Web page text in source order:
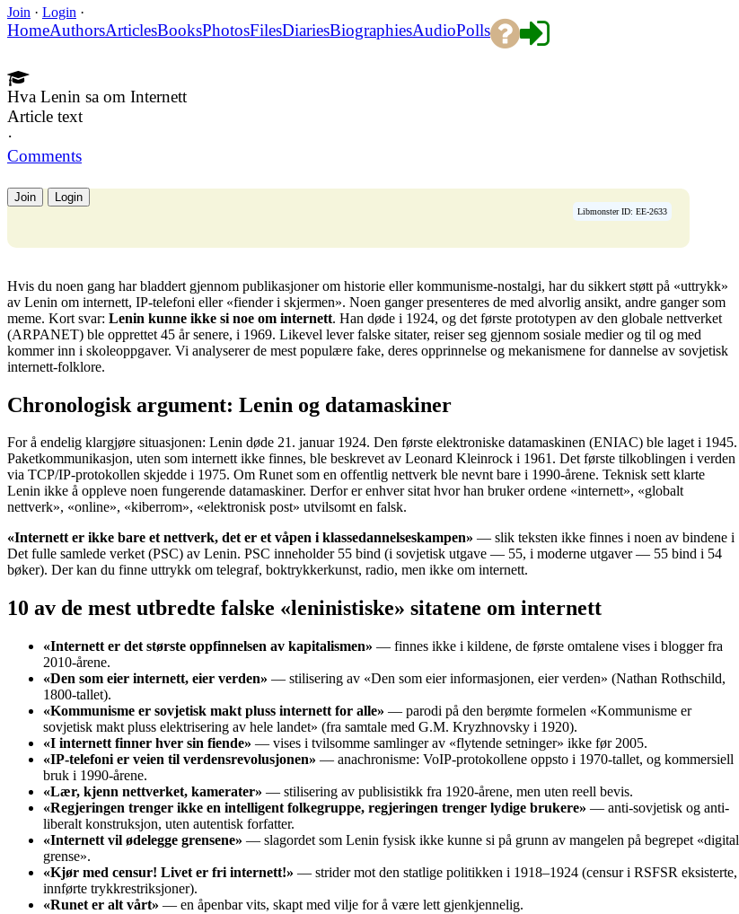
Join · Login ·
HomeAuthorsArticlesBooksPhotosFilesDiariesBiographiesAudioPolls
Hva Lenin sa om Internett
Article text
·
Comments
Join Login
Libmonster ID: EE-2633
Hvis du noen gang har bladdert gjennom publikasjoner om historie eller kommunisme-nostalgi, har du sikkert støtt på «uttrykk»
av Lenin om internett, IP-telefoni eller «fiender i skjermen». Noen ganger presenteres de med alvorlig ansikt, andre ganger som
meme. Kort svar: Lenin kunne ikke si noe om internett. Han døde i 1924, og det første prototypen av den globale nettverket
(ARPANET) ble opprettet 45 år senere, i 1969. Likevel lever falske sitater, reiser seg gjennom sosiale medier og til og med
kommer inn i skoleoppgaver. Vi analyserer de mest populære fake, deres opprinnelse og mekanismene for dannelse av sovjetisk
internett-folklore.
Chronologisk argument: Lenin og datamaskiner
For å endelig klargjøre situasjonen: Lenin døde 21. januar 1924. Den første elektroniske datamaskinen (ENIAC) ble laget i 1945.
Paketkommunikasjon, uten som internett ikke finnes, ble beskrevet av Leonard Kleinrock i 1961. Det første tilkoblingen i verden
via TCP/IP-protokollen skjedde i 1975. Om Runet som en offentlig nettverk ble nevnt bare i 1990-årene. Teknisk sett klarte
Lenin ikke å oppleve noen fungerende datamaskiner. Derfor er enhver sitat hvor han bruker ordene «internett», «globalt
nettverk», «online», «kiberrom», «elektronisk post» utvilsomt en falsk.
«Internett er ikke bare et nettverk, det er et våpen i klassedannelseskampen» — slik teksten ikke finnes i noen av bindene i
Det fulle samlede verket (PSC) av Lenin. PSC inneholder 55 bind (i sovjetisk utgave — 55, i moderne utgaver — 55 bind i 54
bøker). Der kan du finne uttrykk om telegraf, boktrykkerkunst, radio, men ikke om internett.
10 av de mest utbredte falske «leninistiske» sitatene om internett
«Internett er det største oppfinnelsen av kapitalismen» — finnes ikke i kildene, de første omtalene vises i blogger fra
2010-årene.
«Den som eier internett, eier verden» — stilisering av «Den som eier informasjonen, eier verden» (Nathan Rothschild,
1800-tallet).
«Kommunisme er sovjetisk makt pluss internett for alle» — parodi på den berømte formelen «Kommunisme er
sovjetisk makt pluss elektrisering av hele landet» (fra samtale med G.M. Kryzhnovsky i 1920).
«I internett finner hver sin fiende» — vises i tvilsomme samlinger av «flytende setninger» ikke før 2005.
«IP-telefoni er veien til verdensrevolusjonen» — anachronisme: VoIP-protokollene oppsto i 1970-tallet, og kommersiell
bruk i 1990-årene.
«Lær, kjenn nettverket, kamerater» — stilisering av publisistikk fra 1920-årene, men uten reell bevis.
«Regjeringen trenger ikke en intelligent folkegruppe, regjeringen trenger lydige brukere» — anti-sovjetisk og anti-
liberalt konstruksjon, uten autentisk forfatter.
«Internett vil ødelegge grensene» — slagordet som Lenin fysisk ikke kunne si på grunn av mangelen på begrepet «digital
grense».
«Kjør med censur! Livet er fri internett!» — strider mot den statlige politikken i 1918–1924 (censur i RSFSR eksisterte,
innførte trykkrestriksjoner).
«Runet er alt vårt» — en åpenbar vits, skapt med vilje for å være lett gjenkjennelig.